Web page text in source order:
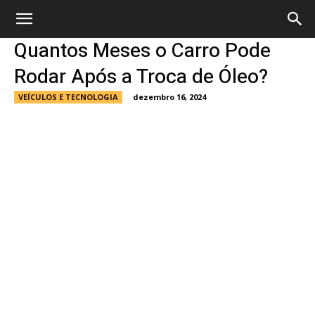
Quantos Meses o Carro Pode
Rodar Após a Troca de Óleo?
VEÍCULOS E TECNOLOGIA dezembro 16, 2024